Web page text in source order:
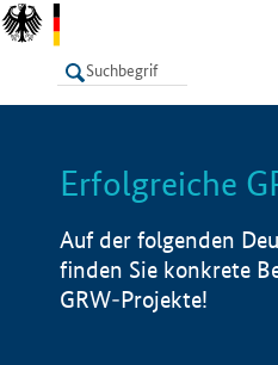
LISTE
Erfolgreiche
Auf der folgenden
finden Sie konkrete
GRW-Projekte!